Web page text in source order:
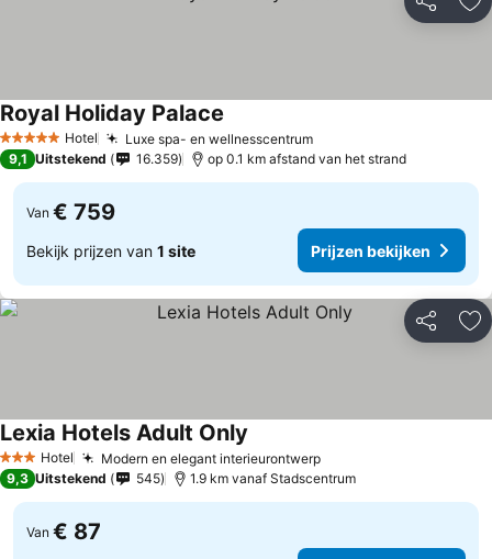
Delen
5 Sterren Hotel Luxe spa- en wellnesscentrum
Royal Holiday Palace
9,1 Uitstekend 16.359 op 0.1 km afstand van het strand
Van € 759
Bekijk prijzen van 1 site Prijzen bekijken
Delen
3 SterrenHotel Modern en elegant interieurontwerp
Lexia Hotels Adult Only
9,3 Uitstekend 545 1.9 km vanaf Stadscentrum
Van € 87